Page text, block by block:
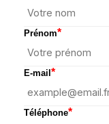
Prénom*
E-mail *
Téléphone*